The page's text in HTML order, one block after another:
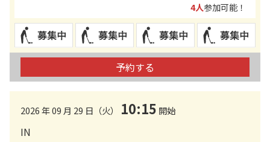
4人参加可能！
予約する
2026 年 09 月 29 日（火） 10:15 開始
IN